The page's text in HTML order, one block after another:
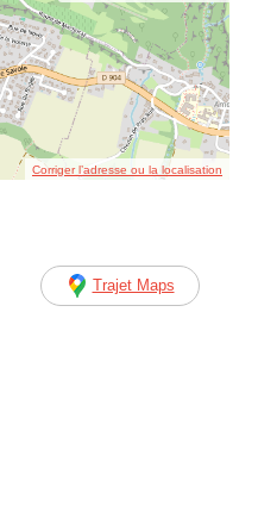
Corriger l’adresse ou la localisation
Trajet Maps